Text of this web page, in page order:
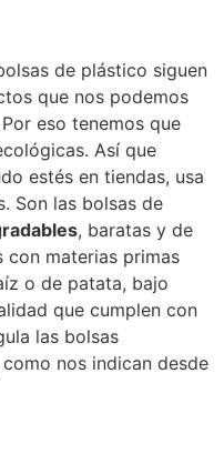
de plástico siguen
que nos podemos
eso tenemos que
Así que
estés en tiendas, usa
Son las bolsas de
, baratas y de
con materias primas
o de patata, bajo
que cumplen con
las bolsas
nos indican desde